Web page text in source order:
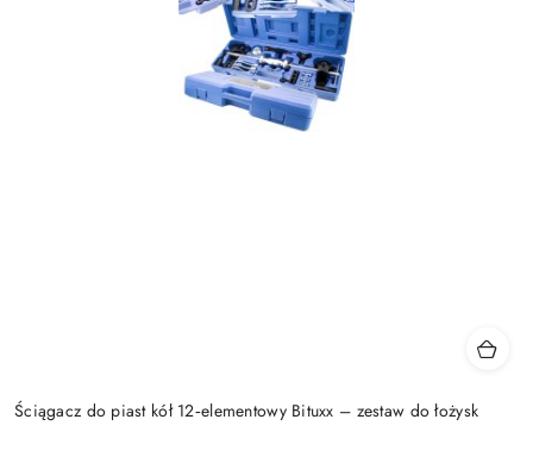
Ściągacz do piast kół 12‑elementowy Bituxx – zestaw do łożysk